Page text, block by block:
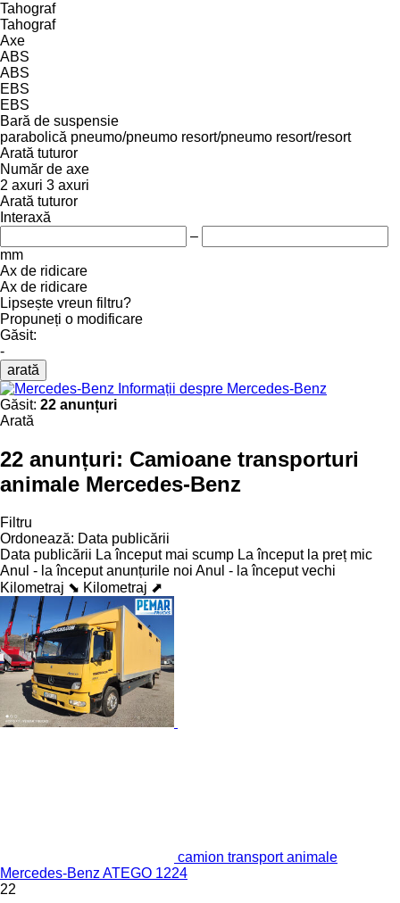
Tahograf
Tahograf
Axe
ABS
ABS
EBS
EBS
Bară de suspensie
parabolică pneumo/pneumo resort/pneumo resort/resort
Arată tuturor
Număr de axe
2 axuri 3 axuri
Arată tuturor
Interaxă
–
mm
Ax de ridicare
Ax de ridicare
Lipsește vreun filtru?
Propuneți o modificare
Găsit:
-
arată
Informații despre Mercedes-Benz
Găsit: 22 anunțuri
Arată
22 anunțuri: Camioane transporturi
animale Mercedes-Benz
Filtru
Ordonează: Data publicării
Data publicării La început mai scump La început la preț mic
Anul - la început anunțurile noi Anul - la început vechi
Kilometraj ⬊ Kilometraj ⬈
camion transport animale
Mercedes-Benz ATEGO 1224
22